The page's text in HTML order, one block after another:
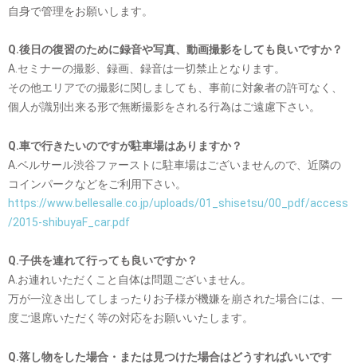
自身で管理をお願いします。
Q.後日の復習のために録音や写真、動画撮影をしても良いですか？
A.セミナーの撮影、録画、録音は一切禁止となります。
その他エリアでの撮影に関しましても、事前に対象者の許可なく、
個人が識別出来る形で無断撮影をされる行為はご遠慮下さい。
Q.車で行きたいのですが駐車場はありますか？
A.ベルサール渋谷ファーストに駐車場はございませんので、近隣の
コインパークなどをご利用下さい。
https://www.bellesalle.co.jp/uploads/01_shisetsu/00_pdf/access
/2015-shibuyaF_car.pdf
Q.子供を連れて行っても良いですか？
A.お連れいただくこと自体は問題ございません。
万が一泣き出してしまったりお子様が機嫌を崩された場合には、一
度ご退席いただく等の対応をお願いいたします。
Q.落し物をした場合・または見つけた場合はどうすればいいです